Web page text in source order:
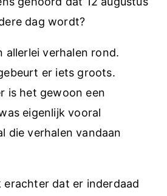
dag wordt?
allerlei verhalen rond.
er iets groots.
is het gewoon een
eigenlijk vooral
die verhalen vandaan
erachter dat er inderdaad